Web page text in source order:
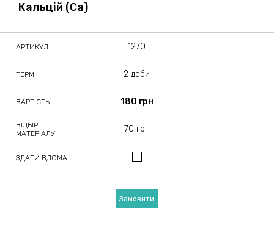
Кальцій (Ca)
АРТИКУЛ
ТЕРМІН
ВАРТІСТЬ
ЗДАТИ ВДОМА
ВІДБІР
МАТЕРІАЛУ
1270
2 доби
180 грн
70 грн
Замовити